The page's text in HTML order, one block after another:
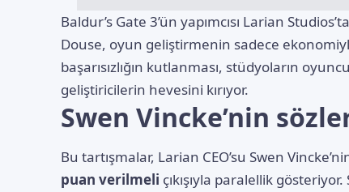
Baldur’s Gate 3’ün yapımcısı Larian
Douse, oyun geliştirmenin sadece
başarısızlığın kutlanması, stüdyoların
geliştiricilerin hevesini kırıyor.
Swen Vincke’nin
Bu tartışmalar, Larian CEO’su Swen
puan verilmeli çıkışıyla paralellik